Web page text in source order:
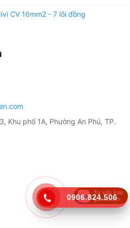
CV 16mm2 - 7 lõi đồng
Khu phố 1A, Phường An Phú, TP.
Tư vấn báo
giá nhanh
0906.824.506